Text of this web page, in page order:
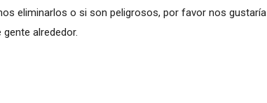
eliminarlos o si son peligrosos, por favor nos gustaría
alrededor.